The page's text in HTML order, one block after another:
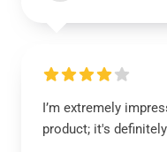
I’m extremely
product; it's